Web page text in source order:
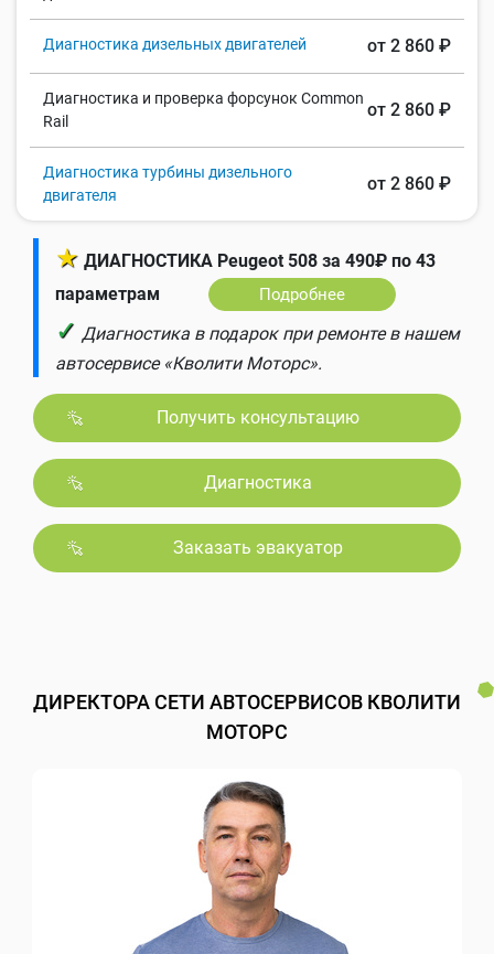
Диагностика дизельных двигателей от 2 860 ₽
Диагностика и проверка форсунок Common
Rail
от 2 860 ₽
Диагностика турбины дизельного
двигателя
от 2 860 ₽
★ ДИАГНОСТИКА Peugeot 508 за 490₽ по 43
параметрам
Подробнее
✓ Диагностика в подарок при ремонте в нашем
автосервисе «Кволити Моторс».
Получить консультацию
Диагностика
Заказать эвакуатор
ДИРЕКТОРА СЕТИ АВТОСЕРВИСОВ КВОЛИТИ
МОТОРС